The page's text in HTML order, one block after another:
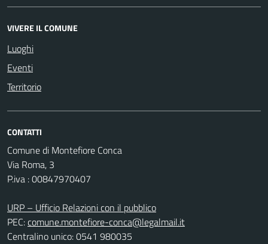
VIVERE IL COMUNE
Luoghi
Eventi
Territorio
CONTATTI
Comune di Montefiore Conca
Via Roma, 3
P.iva : 00847970407
URP – Ufficio Relazioni con il pubblico
PEC:comune.montefiore-conca@legalmail.it
Centralino unico: 0541 980035